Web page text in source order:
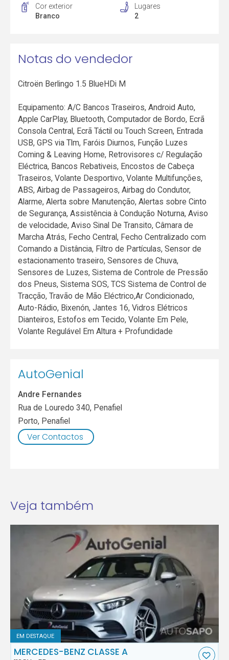
Cor exterior
Branco
Lugares
2
Notas do vendedor
Citroën Berlingo 1.5 BlueHDi M
Equipamento: A/C Bancos Traseiros, Android Auto,
Apple CarPlay, Bluetooth, Computador de Bordo, Ecrã
Consola Central, Ecrã Táctil ou Touch Screen, Entrada
USB, GPS via Tlm, Faróis Diurnos, Função Luzes
Coming & Leaving Home, Retrovisores c/ Regulação
Eléctrica, Bancos Rebativeis, Encostos de Cabeça
Traseiros, Volante Desportivo, Volante Multifunções,
ABS, Airbag de Passageiros, Airbag do Condutor,
Alarme, Alerta sobre Manutenção, Alertas sobre Cinto
de Segurança, Assistência à Condução Noturna, Aviso
de velocidade, Aviso Sinal De Transito, Câmara de
Marcha Atrás, Fecho Central, Fecho Centralizado com
Comando a Distância, Filtro de Partículas, Sensor de
estacionamento traseiro, Sensores de Chuva,
Sensores de Luzes, Sistema de Controle de Pressão
dos Pneus, Sistema SOS, TCS Sistema de Control de
Tracção, Travão de Mão Eléctrico,Ar Condicionado,
Auto-Rádio, Bixenón, Jantes 16, Vidros Elétricos
Dianteiros, Estofos em Tecido, Volante Em Pele,
Volante Regulável Em Altura + Profundidade
AutoGenial
Andre Fernandes
Rua de Louredo 340, Penafiel
Porto, Penafiel
Ver Contactos
Veja também
EM DESTAQUE
MERCEDES-BENZ CLASSE A